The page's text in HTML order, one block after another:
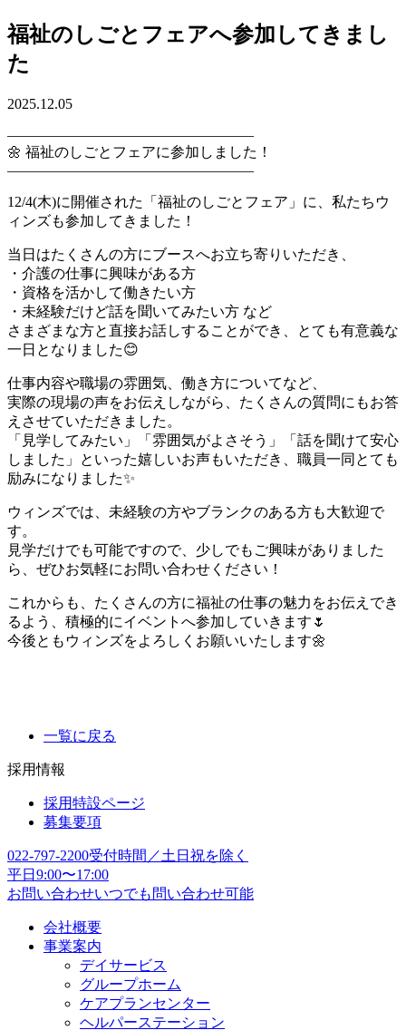
福祉のしごとフェアへ参加してきまし
た
2025.12.05
―――――――――――――――――
🌼 福祉のしごとフェアに参加しました！
―――――――――――――――――
12/4(木)に開催された「福祉のしごとフェア」に、私たちウ
ィンズも参加してきました！
当日はたくさんの方にブースへお立ち寄りいただき、
・介護の仕事に興味がある方
・資格を活かして働きたい方
・未経験だけど話を聞いてみたい方 など
さまざまな方と直接お話しすることができ、とても有意義な
一日となりました😊
仕事内容や職場の雰囲気、働き方についてなど、
実際の現場の声をお伝えしながら、たくさんの質問にもお答
えさせていただきました。
「見学してみたい」「雰囲気がよさそう」「話を聞けて安心
しました」といった嬉しいお声もいただき、職員一同とても
励みになりました✨
ウィンズでは、未経験の方やブランクのある方も大歓迎で
す。
見学だけでも可能ですので、少しでもご興味がありました
ら、ぜひお気軽にお問い合わせください！
これからも、たくさんの方に福祉の仕事の魅力をお伝えでき
るよう、積極的にイベントへ参加していきます🌷
今後ともウィンズをよろしくお願いいたします🌼
一覧に戻る
採用情報
採用特設ページ
募集要項
022-797-2200受付時間／土日祝を除く
平日9:00〜17:00
お問い合わせいつでも問い合わせ可能
会社概要
事業案内
デイサービス
グループホーム
ケアプランセンター
ヘルパーステーション